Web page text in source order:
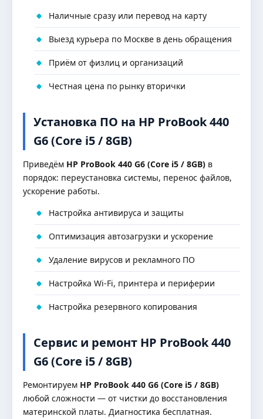
Наличные сразу или перевод на карту
Выезд курьера по Москве в день обращения
Приём от физлиц и организаций
Честная цена по рынку вторички
Установка ПО на HP ProBook 440
G6 (Core i5 / 8GB)
Приведём HP ProBook 440 G6 (Core i5 / 8GB) в
порядок: переустановка системы, перенос файлов,
ускорение работы.
Настройка антивируса и защиты
Оптимизация автозагрузки и ускорение
Удаление вирусов и рекламного ПО
Настройка Wi-Fi, принтера и периферии
Настройка резервного копирования
Сервис и ремонт HP ProBook 440
G6 (Core i5 / 8GB)
Ремонтируем HP ProBook 440 G6 (Core i5 / 8GB)
любой сложности — от чистки до восстановления
материнской платы. Диагностика бесплатная.